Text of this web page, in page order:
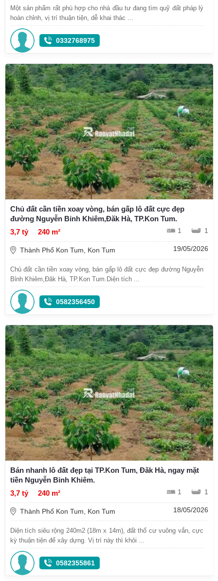
Một sản phẩm rất phù hợp cho nhà đầu tư đang tìm quỹ đất pháp lý
hoàn chỉnh, vị trí thuận tiện, dễ khai thác ...
0332768975
Chủ đất cần tiền xoay vòng, bán gấp lô đất cực đẹp
đường Nguyễn Bỉnh Khiêm,Đăk Hà, TP.Kon Tum.
3,7 tỷ
240 m² 1 1
Thành Phố Kon Tum, Kon Tum 19/05/2026
Chủ đất cần tiền xoay vòng, bán gấp lô đất cực đẹp đường Nguyễn
Bỉnh Khiêm,Đăk Hà, TP.Kon Tum.Diện tích ...
0582356450
Bán nhanh lô đất đẹp tại TP.Kon Tum, Đăk Hà, ngay mặt
tiền Nguyễn Bỉnh Khiêm.
3,7 tỷ
240 m² 1 1
Thành Phố Kon Tum, Kon Tum 18/05/2026
Diện tích siêu rộng 240m2 (18m x 14m), đất thổ cư vuông vắn, cực
kỳ thuận tiện để xây dựng. Vị trí này thì khỏi ...
0582355861